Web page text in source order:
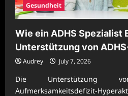
Gesundheit
Wie ein ADHS Spezialist
Unterstützung von
Audrey July 7, 2026
Die Unterstützung
Aufmerksamkeitsdefizit-